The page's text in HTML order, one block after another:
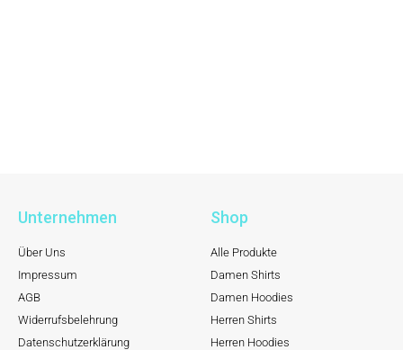
Unternehmen
Über Uns
Impressum
AGB
Widerrufsbelehrung
Datenschutzerklärung
Shop
Alle Produkte
Damen Shirts
Damen Hoodies
Herren Shirts
Herren Hoodies